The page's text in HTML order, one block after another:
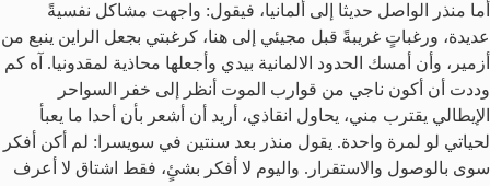
أما منذر الواصل حديثا إلى ألمانيا، فيقول: واجهت مشاكل نفسيةً
عديدة، ورغباتٍ غريبةً قبل مجيئي إلى هنا، كرغبتي بجعل الراين ينبع من
أزمير، وأن أمسك الحدود الالمانية بيدي وأجعلها محاذية لمقدونيا. آه كم
وددت أن أكون ناجي من قوارب الموت أنظر إلى خفر السواحر
الإيطالي يقترب مني، يحاول انقاذي، أريد أن أشعر بأن أحدا ما يعبأ
لحياتي لو لمرة واحدة. يقول منذر بعد سنتين في سويسرا: لم أكن أفكر
سوى بالوصول والاستقرار. واليوم لا أفكر بشئٍ، فقط اشتاق لا أعرف